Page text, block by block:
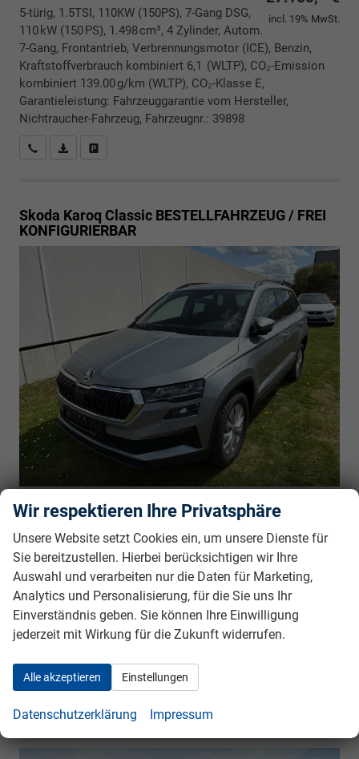
incl. 19% MwSt.
5-türig, 1.5TSI, 110KW (150PS), 7-Gang DSG,
110 kW (150 PS), 1.498 cm³, 4 Zylinder, Autom.
7-Gang, Frontantrieb, Verbrennungsmotor (ICE), Benzin,
Kraftstoffverbrauch kombiniert 6,1 (WLTP), CO₂-Emission
kombiniert 139.00 g/km (WLTP), CO₂-Klasse E,
Garantieleistung: Fahrzeuggarantie vom Hersteller,
Nichtraucher-Fahrzeug, Fahrzeugnr.: 39898
Rückrufbitte absenden
PDF-Datei, Fahrzeugexposé drucken
Skoda Karoq Classic BESTELLFAHRZEUG / FREI
KONFIGURIERBAR
incl. 19% MwSt.
5-türig, 1.0TSI, 85KW (115PS), 6-Gang, 85 kW
(116 PS), 999 cm³, 3 Zylinder, Schalt. 6-Gang,
Frontantrieb, Verbrennungsmotor (ICE), Benzin,
Kraftstoffverbrauch kombiniert 5,9 (WLTP), CO₂-Emission
kombiniert 134.00 g/km (WLTP), CO₂-Klasse D,
Garantieleistung: Fahrzeuggarantie vom Hersteller,
Nichtraucher-Fahrzeug, Fahrzeugnr.: 39950
Skoda Karoq Selection BESTELLFAHRZEUG / FREI
Wir respektieren Ihre Privatsphäre
Unsere Website setzt Cookies ein, um unsere Dienste für
Sie bereitzustellen. Hierbei berücksichtigen wir Ihre
Auswahl und verarbeiten nur die Daten für Marketing,
Analytics und Personalisierung, für die Sie uns Ihr
Einverständnis geben. Sie können Ihre Einwilligung
jederzeit mit Wirkung für die Zukunft widerrufen.
Alle akzeptieren Einstellungen
Datenschutzerklärung Impressum